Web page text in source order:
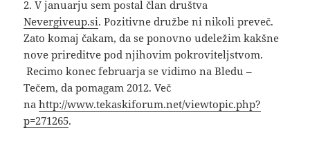
2. V januarju sem postal član društva
Nevergiveup.si. Pozitivne družbe ni nikoli preveč.
Zato komaj čakam, da se ponovno udeležim kakšne
nove prireditve pod njihovim pokroviteljstvom.
Recimo konec februarja se vidimo na Bledu –
Tečem, da pomagam 2012. Več
nahttp://www.tekaskiforum.net/viewtopic.php?
p=271265.